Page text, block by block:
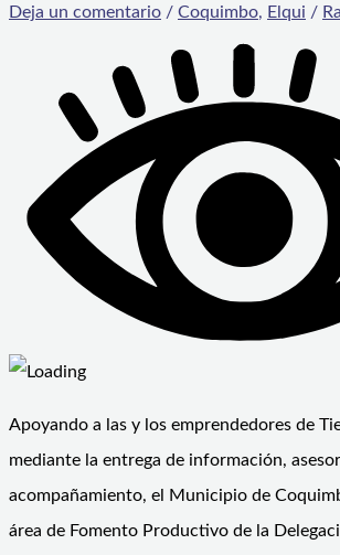
Deja un comentario / Coquimbo, Elqui /
Apoyando a las y los emprendedores de
mediante la entrega de información,
acompañamiento, el Municipio de
área de Fomento Productivo de la